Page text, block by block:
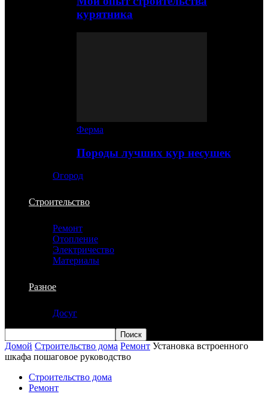
курятника
Ферма
Породы лучших кур несушек
Огород
Строительство
Ремонт
Отопление
Электричество
Материалы
Разное
Досуг
Домой Строительство дома Ремонт Установка встроенного
шкафа пошаговое руководство
Строительство дома
Ремонт